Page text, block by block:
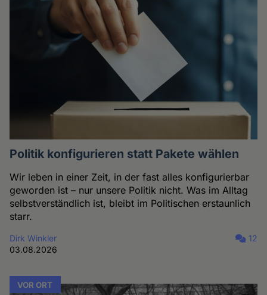
Politik konfigurieren statt Pakete wählen
Wir leben in einer Zeit, in der fast alles konfigurierbar
geworden ist – nur unsere Politik nicht. Was im Alltag
selbstverständlich ist, bleibt im Politischen erstaunlich
starr.
Dirk Winkler
03.08.2026
12
VOR ORT